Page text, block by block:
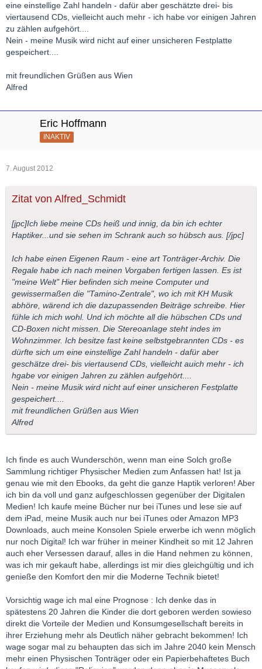
eine einstellige Zahl handeln - dafür aber geschätzte drei- bis
viertausend CDs, vielleicht auch mehr - ich habe vor einigen Jahren
zu zählen aufgehört....
Nein - meine Musik wird nicht auf einer unsicheren Festplatte
gespeichert....
mit freundlichen Grüßen aus Wien
Alfred
Eric Hoffmann
INAKTIV
7. August 2012
Zitat von Alfred_Schmidt
[jpc]Ich liebe meine CDs heiß und innig, da bin ich echter
Haptiker...und sie sehen im Schrank auch so hübsch aus. [/jpc]
Ich habe einen Eigenen Raum - eine art Tonträger-Archiv. Die
Regale habe ich nach meinen Vorgaben fertigen lassen. Es ist
"meine Welt" Hier befinden sich meine Computer und
gewissermaßen die "Tamino-Zentrale", wo ich mit KH Musik
abhöre, wärend ich die dazupassenden Beiträge schreibe. Hier
fühle ich mich wohl. Und ich möchte all die hübschen CDs und
CD-Boxen nicht missen. Die Stereoanlage steht indes im
Wohnzimmer. Ich besitze fast keine selbstgebrannten CDs - es
dürfte sich um eine einstellige Zahl handeln - dafür aber
geschätze drei- bis viertausend CDs, vielleicht auich mehr - ich
hgabe vor einigen Jahren zu zählen aufgehört....
Nein - meine Musik wird nicht auf einer unsicheren Festplatte
gespeichert....
mit freundlichen Grüßen aus Wien
Alfred
Ich finde es auch Wunderschön, wenn man eine Solch große
Sammlung richtiger Physischer Medien zum Anfassen hat! Ist ja
genau wie mit den Ebooks, da geht die ganze Haptik verloren! Aber
ich bin da voll und ganz aufgeschlossen gegenüber der Digitalen
Medien! Ich kaufe meine Bücher nur bei iTunes und lese sie auf
dem iPad, meine Musik auch nur bei iTunes oder Amazon MP3
Downloads, auch meine Konsolen Spiele erwerbe ich wenn möglich
nur noch Digital! Ich war früher in meiner Kindheit so mit 12 Jahren
auch eher Versessen darauf, alles in die Hand nehmen zu können,
was ich mir gekauft habe, allerdings ist mir dies gleichgültig und ich
genieße den Komfort den mir die Moderne Technik bietet!
Vorsichtig wage ich mal eine Prognose : Ich denke das in
spätestens 20 Jahren die Kinder die dort geboren werden sowieso
direkt die Vorteile der Medien und Konsumgesellschaft bereits in
ihrer Erziehung mehr als Deutlich näher gebracht bekommen! Ich
wage sogar mal zu behaupten das sich im Jahre 2040 kein Mensch
mehr einen Physischen Tonträger oder ein Papierbehaftetes Buch